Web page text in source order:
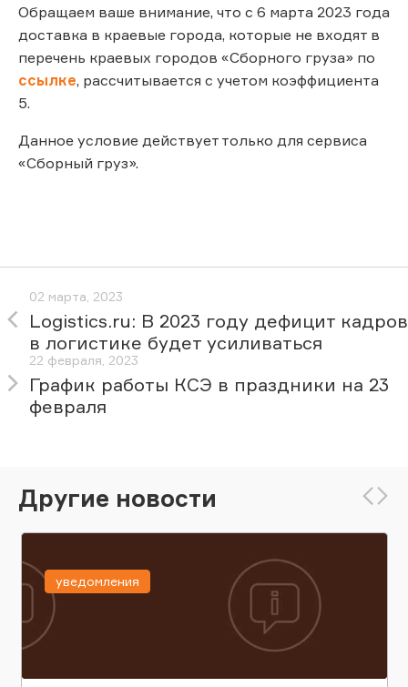
Обращаем ваше внимание, что с 6 марта 2023 года
доставка в краевые города, которые не входят в
перечень краевых городов «Сборного груза» по
ссылке, рассчитывается с учетом коэффициента
5.
Данное условие действует только для сервиса
«Сборный груз».
02 марта, 2023
Logistics.ru: В 2023 году дефицит кадров
в логистике будет усиливаться
22 февраля, 2023
График работы КСЭ в праздники на 23
февраля
Другие новости
уведомления